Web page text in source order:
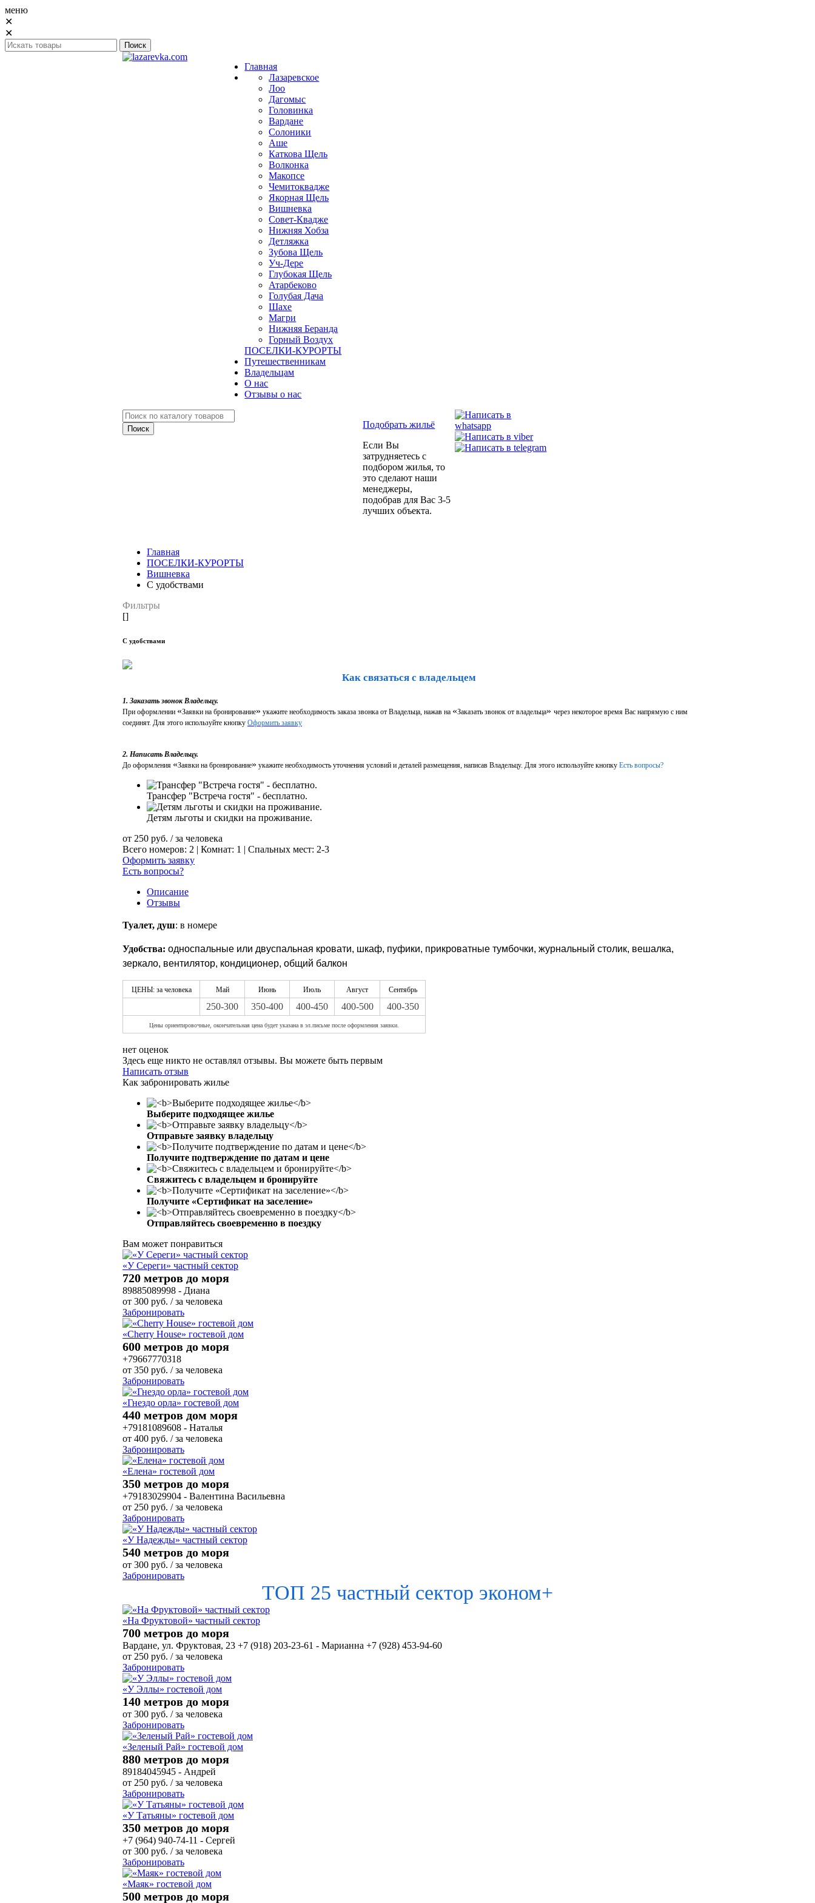
меню
✕
✕
Главная
Лазаревское
Лоо
Дагомыс
Головинка
Вардане
Солоники
Аше
Каткова Щель
Волконка
Макопсе
Чемитоквадже
Якорная Щель
Вишневка
Совет-Квадже
Нижняя Хобза
Детляжка
Зубова Щель
Уч-Дере
Глубокая Щель
Атарбеково
Голубая Дача
Шахе
Магри
Нижняя Беранда
Горный Воздух
ПОСЕЛКИ-КУРОРТЫ
Путешественникам
Владельцам
О нас
Отзывы о нас
Подобрать жильё
Если Вы
затрудняетесь с
подбором жилья, то
это сделают наши
менеджеры,
подобрав для Вас 3-5
лучших объекта.
Главная
ПОСЕЛКИ-КУРОРТЫ
Вишневка
С удобствами
Фильтры
[]
С удобствами
Как связаться с владельцем
1. Заказать звонок Владельцу.
При оформлении «Заявки на бронирование» укажите необходимость заказа звонка от Владельца, нажав на «Заказать звонок от владельца» через некоторое время Вас напрямую с ним
соединят. Для этого используйте кнопку Оформить заявку
2. Написать Владельцу.
До оформления «Заявки на бронирование» укажите необходимость уточнения условий и деталей размещения, написав Владельцу. Для этого используйте кнопку Есть вопросы?
Трансфер "Встреча гостя" - бесплатно.
Детям льготы и скидки на проживание.
от 250 руб. / за человека
Всего номеров: 2 | Комнат: 1 | Спальных мест: 2-3
Оформить заявку
Есть вопросы?
Описание
Отзывы
Туалет, душ: в номере
Удобства: односпальные или двуспальная кровати, шкаф, пуфики, прикроватные тумбочки, журнальный столик, вешалка,
зеркало, вентилятор, кондиционер, общий балкон
ЦЕНЫ: за человека Май Июнь Июль Август Сентябрь
250-300 350-400 400-450 400-500 400-350
Цены ориентировочные, окончательная цена будет указана в эл.письме после оформления заявки.
нет оценок
Здесь еще никто не оставлял отзывы. Вы можете быть первым
Написать отзыв
Как забронировать жилье
Выберите подходящее жилье
Отправьте заявку владельцу
Получите подтверждение по датам и цене
Свяжитесь с владельцем и бронируйте
Получите «Сертификат на заселение»
Отправляйтесь своевременно в поездку
Вам может понравиться
«У Сереги» частный сектор
720 метров до моря
89885089998 - Диана
от 300 руб. / за человека
Забронировать
«Cherry House» гостевой дом
600 метров до моря
+79667770318
от 350 руб. / за человека
Забронировать
«Гнездо орла» гостевой дом
440 метров дом моря
+79181089608 - Наталья
от 400 руб. / за человека
Забронировать
«Елена» гостевой дом
350 метров до моря
+79183029904 - Валентина Васильевна
от 250 руб. / за человека
Забронировать
«У Надежды» частный сектор
540 метров до моря
от 300 руб. / за человека
Забронировать
ТОП 25 частный сектор эконом+
«На Фруктовой» частный сектор
700 метров до моря
Вардане, ул. Фруктовая, 23 +7 (918) 203-23-61 - Марианна +7 (928) 453-94-60
от 250 руб. / за человека
Забронировать
«У Эллы» гостевой дом
140 метров до моря
от 300 руб. / за человека
Забронировать
«Зеленый Рай» гостевой дом
880 метров до моря
89184045945 - Андрей
от 250 руб. / за человека
Забронировать
«У Татьяны» гостевой дом
350 метров до моря
+7 (964) 940-74-11 - Сергей
от 300 руб. / за человека
Забронировать
«Маяк» гостевой дом
500 метров до моря